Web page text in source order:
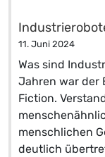
11. Juni 2024
Was sind
Jahren war der
Fiction.
menschlichen
deutlich